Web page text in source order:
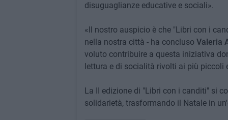
disuguaglianze educative e sociali».
«Il nostro auspicio è che "Libri con i
nella nostra città - ha concluso Valeria
voluto contribuire a questa iniziativa
lettura e di socialità rivolti ai più piccoli
La II edizione di "Libri con i canditi" si
solidarietà, trasformando il Natale in